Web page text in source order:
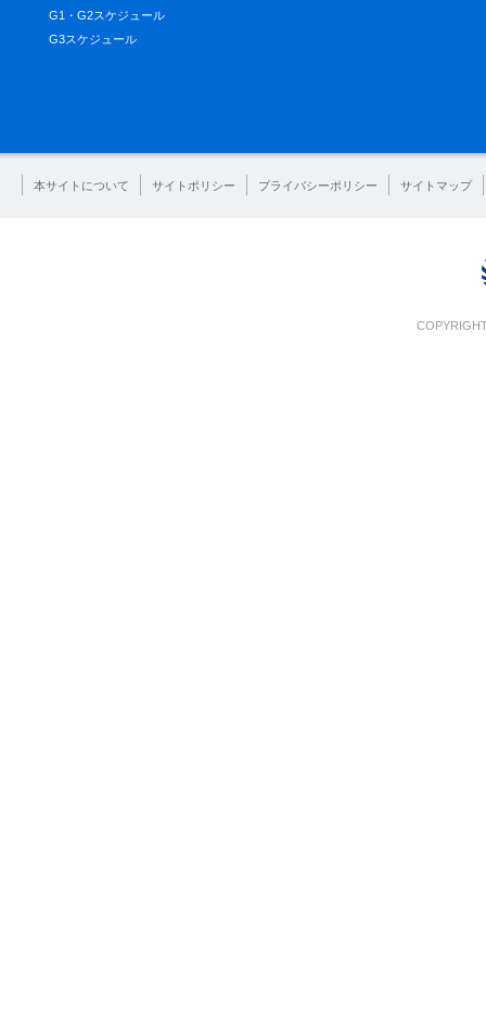
G1・G2スケジュール
G3スケジュール
本サイトについて サイトポリシー プライバシーポリシー サイトマップ